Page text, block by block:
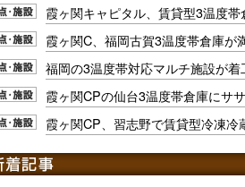
霞ヶ関キャピタル、賃貸型3温度
霞ヶ関C、福岡古賀3温度帯倉庫が
福岡の3温度帯対応マルチ施設が
霞ヶ関CPの仙台3温度帯倉庫にサ
霞ヶ関CP、習志野で賃貸型冷凍冷